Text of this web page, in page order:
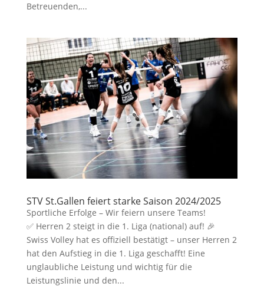
Betreuenden,...
STV St.Gallen feiert starke Saison 2024/2025
Sportliche Erfolge – Wir feiern unsere Teams!
✅ Herren 2 steigt in die 1. Liga (national) auf! 🎉
Swiss Volley hat es offiziell bestätigt – unser Herren 2
hat den Aufstieg in die 1. Liga geschafft! Eine
unglaubliche Leistung und wichtig für die
Leistungslinie und den...